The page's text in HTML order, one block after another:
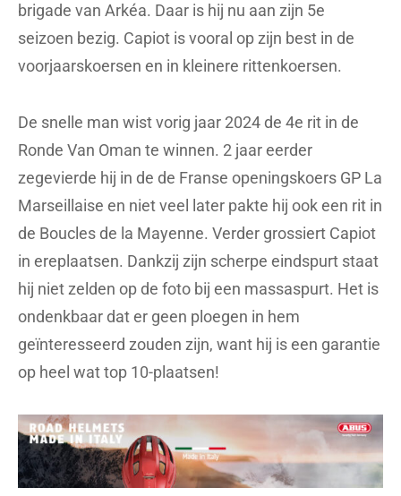
brigade van Arkéa. Daar is hij nu aan zijn 5e
seizoen bezig. Capiot is vooral op zijn best in de
voorjaarskoersen en in kleinere rittenkoersen.
De snelle man wist vorig jaar 2024 de 4e rit in de
Ronde Van Oman te winnen. 2 jaar eerder
zegevierde hij in de de Franse openingskoers GP La
Marseillaise en niet veel later pakte hij ook een rit in
de Boucles de la Mayenne. Verder grossiert Capiot
in ereplaatsen. Dankzij zijn scherpe eindspurt staat
hij niet zelden op de foto bij een massaspurt. Het is
ondenkbaar dat er geen ploegen in hem
geïnteresseerd zouden zijn, want hij is een garantie
op heel wat top 10-plaatsen!